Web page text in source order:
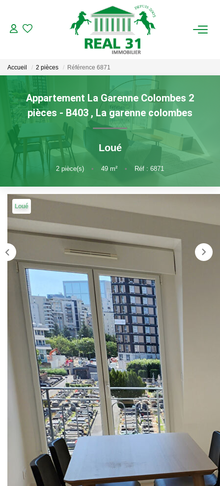
ACHAT
LOCATION
ESTIMATION
FAIRE GÉRER
Gestion De Copropriété
NOUS CONNAITRE
Nos Agences
Historique
Nous Rejoindre
Nos Actualités
CONTACT
EXTRANET
Extranet Syndic Et Gestion Locative
Extranet Vendeur/acquéreur
Extranet Syndic Estale
Accueil 2 pièces Référence 6871
Appartement La Garenne Colombes 2
pièces - B403 , La garenne colombes
Loué
2 pièce(s) • 49 m² • Réf : 6871
Loué
Description
Réf : 6871
Un Programme SIML livré en 2019. Au calme des Champs
Philippe, dans une résidence de grand standing, cet
appartement meublé de 2 pièces se compose d'une entrée,
un séjour ouvrant sur balcon, une cuisine ouverte
aménagée et équipée, une chambre de 14 m² et une salle
d'eau avec WC. Parking en sous-sol. A deux pas des
transports et des commerces. Dernier étage, vue dégagée,